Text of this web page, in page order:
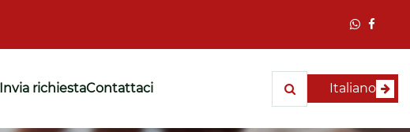
Invia richiestaContattaci Italiano